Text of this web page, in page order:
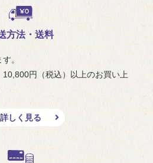
方法・送料
。
10,800円（税込）以上のお買い上
詳しく見る